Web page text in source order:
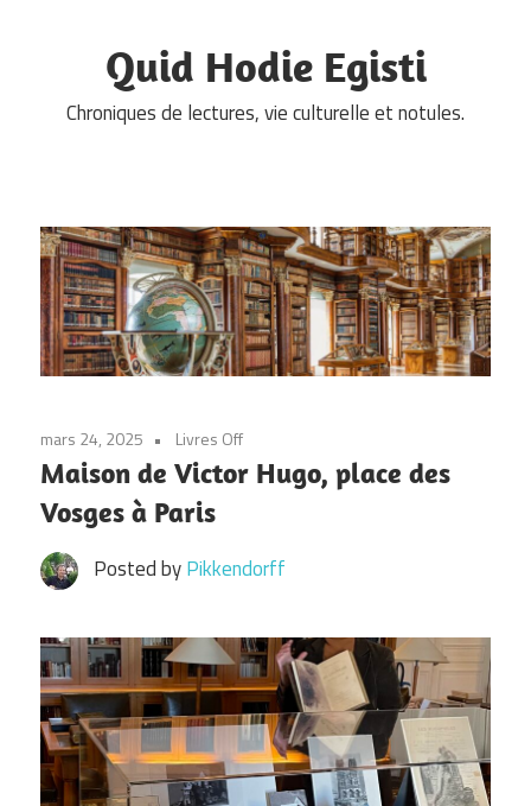
Quid Hodie Egisti
Chroniques de lectures, vie culturelle et notules.
mars 24, 2025 Livres Off
Maison de Victor Hugo, place des
Vosges à Paris
Posted byPikkendorff